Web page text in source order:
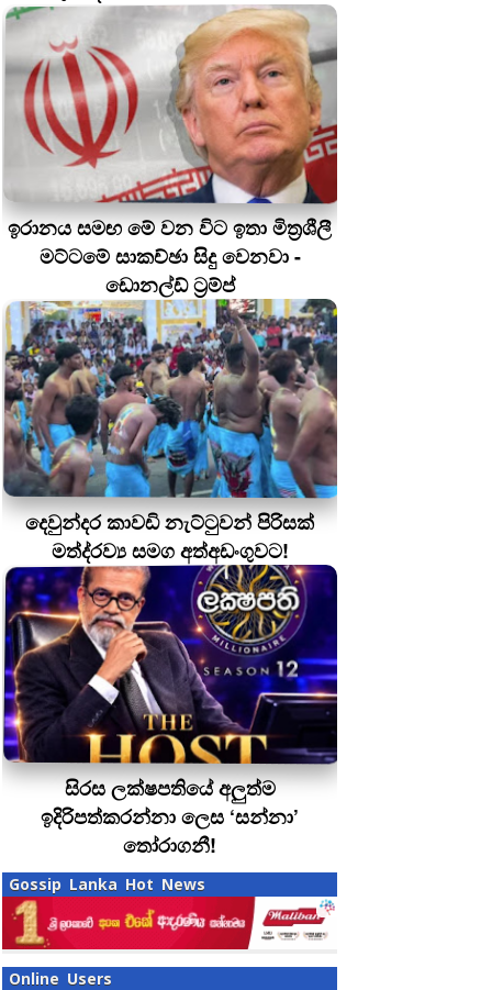
ඉරානය සමඟ මේ වන විට ඉතා මිත්‍රශීලී
මට්ටමේ සාකච්ඡා සිදු වෙනවා -
ඩොනල්ඩ් ට්‍රම්ප්
දෙවුන්දර කාවඩි නැට්ටුවන් පිරිසක්
මත්ද‍්‍රව්‍ය සමග අත්අඩංගුවට!
සිරස ලක්ෂපතියේ අලුත්ම
ඉදිරිපත්කරන්නා ලෙස ‘සන්නා’
තෝරාගනී!
Gossip Lanka Hot News
Online Users